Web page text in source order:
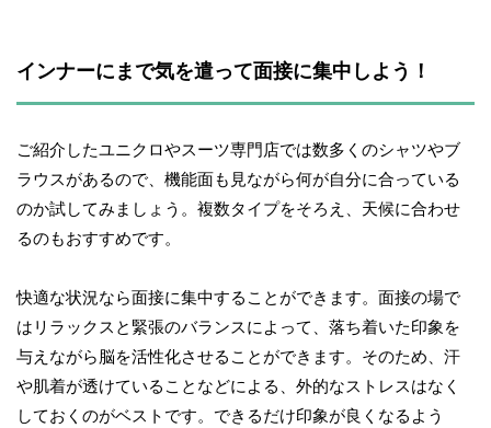
インナーにまで気を遣って面接に集中しよう！
ご紹介したユニクロやスーツ専門店では数多くのシャツやブ
ラウスがあるので、機能面も見ながら何が自分に合っている
のか試してみましょう。複数タイプをそろえ、天候に合わせ
るのもおすすめです。
快適な状況なら面接に集中することができます。面接の場で
はリラックスと緊張のバランスによって、落ち着いた印象を
与えながら脳を活性化させることができます。そのため、汗
や肌着が透けていることなどによる、外的なストレスはなく
しておくのがベストです。できるだけ印象が良くなるよう